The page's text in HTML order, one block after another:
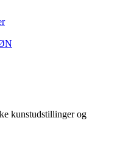
kunstudstillinger og